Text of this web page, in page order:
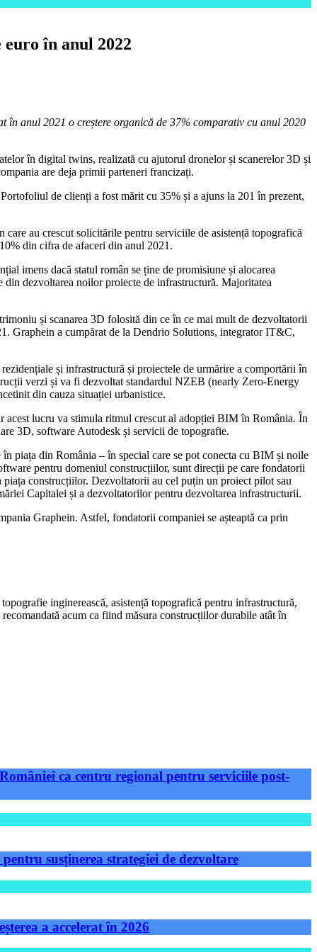
în anul 2022
anul 2021 o creștere organică de 37% comparativ cu anul 2020
în digital twins, realizată cu ajutorul dronelor și scanerelor 3D și
are deja primii parteneri francizați.
de clienți a fost mărit cu 35% și a ajuns la 201 în prezent,
au crescut solicitările pentru serviciile de asistență topografică
din cifra de afaceri din anul 2021.
imens dacă statul român se ține de promisiune și alocarea
dezvoltarea noilor proiecte de infrastructură. Majoritatea
și scanarea 3D folosită din ce în ce mai mult de dezvoltatorii
Graphein a cumpărat de la Dendrio Solutions, integrator IT&C,
și infrastructură și proiectele de urmărire a comportării în
verzi și va fi dezvoltat standardul NZEB (nearly Zero-Energy
din cauza situației urbanistice.
acest lucru va stimula ritmul crescut al adopției BIM în România. În
3D, software Autodesk și servicii de topografie.
piața din România – în special care se pot conecta cu BIM și noile
pentru domeniul construcțiilor, sunt direcții pe care fondatorii
construcțiilor. Dezvoltatorii au cel puțin un proiect pilot sau
Capitalei și a dezvoltatorilor pentru dezvoltarea infrastructurii.
Graphein. Astfel, fondatorii companiei se așteaptă ca prin
inginerească, asistență topografică pentru infrastructură,
acum ca fiind măsura construcțiilor durabile atât în
ca centru regional pentru serviciile post-
susținerea strategiei de dezvoltare
a accelerat în 2026